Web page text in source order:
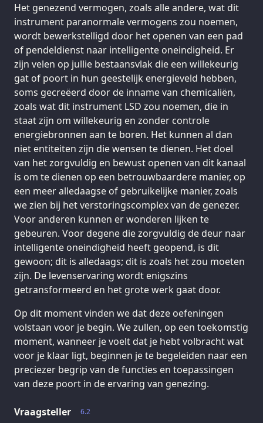
Het genezend vermogen, zoals alle andere, wat dit
instrument paranormale vermogens zou noemen,
wordt bewerkstelligd door het openen van een pad
of pendeldienst naar intelligente oneindigheid. Er
zijn velen op jullie bestaansvlak die een willekeurig
gat of poort in hun geestelijk energieveld hebben,
soms gecreëerd door de inname van chemicaliën,
zoals wat dit instrument LSD zou noemen, die in
staat zijn om willekeurig en zonder controle
energiebronnen aan te boren. Het kunnen al dan
niet entiteiten zijn die wensen te dienen. Het doel
van het zorgvuldig en bewust openen van dit kanaal
is om te dienen op een betrouwbaardere manier, op
een meer alledaagse of gebruikelijke manier, zoals
we zien bij het verstoringscomplex van de genezer.
Voor anderen kunnen er wonderen lijken te
gebeuren. Voor degene die zorgvuldig de deur naar
intelligente oneindigheid heeft geopend, is dit
gewoon; dit is alledaags; dit is zoals het zou moeten
zijn. De levenservaring wordt enigszins
getransformeerd en het grote werk gaat door.
Op dit moment vinden we dat deze oefeningen
volstaan voor je begin. We zullen, op een toekomstig
moment, wanneer je voelt dat je hebt volbracht wat
voor je klaar ligt, beginnen je te begeleiden naar een
preciezer begrip van de functies en toepassingen
van deze poort in de ervaring van genezing.
6.2
Vraagsteller